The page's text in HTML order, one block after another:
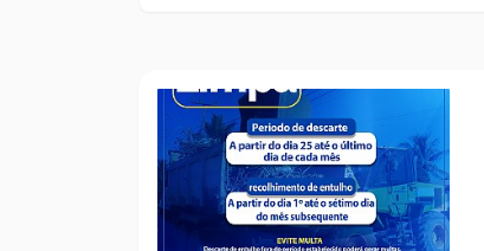
rodapé
[alt+4]